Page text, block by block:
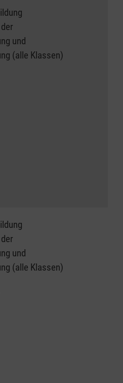
und
(alle Klassen)
und
(alle Klassen)